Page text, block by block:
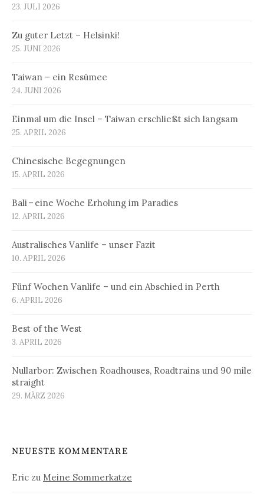
23. JULI 2026
Zu guter Letzt – Helsinki!
25. JUNI 2026
Taiwan – ein Resümee
24. JUNI 2026
Einmal um die Insel – Taiwan erschließt sich langsam
25. APRIL 2026
Chinesische Begegnungen
15. APRIL 2026
Bali – eine Woche Erholung im Paradies
12. APRIL 2026
Australisches Vanlife – unser Fazit
10. APRIL 2026
Fünf Wochen Vanlife – und ein Abschied in Perth
6. APRIL 2026
Best of the West
3. APRIL 2026
Nullarbor: Zwischen Roadhouses, Roadtrains und 90 mile
straight
29. MÄRZ 2026
NEUESTE KOMMENTARE
Eric zu Meine Sommerkatze